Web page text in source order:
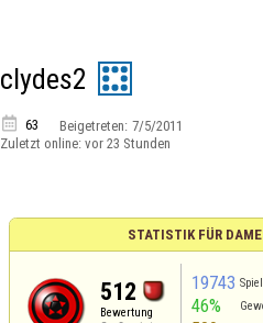
clydes2
 63 Beigetreten: 7/5/2011
Zuletzt online: vor 23 Stunden
STATISTIK FÜR
512
Bewertung
19743
46%